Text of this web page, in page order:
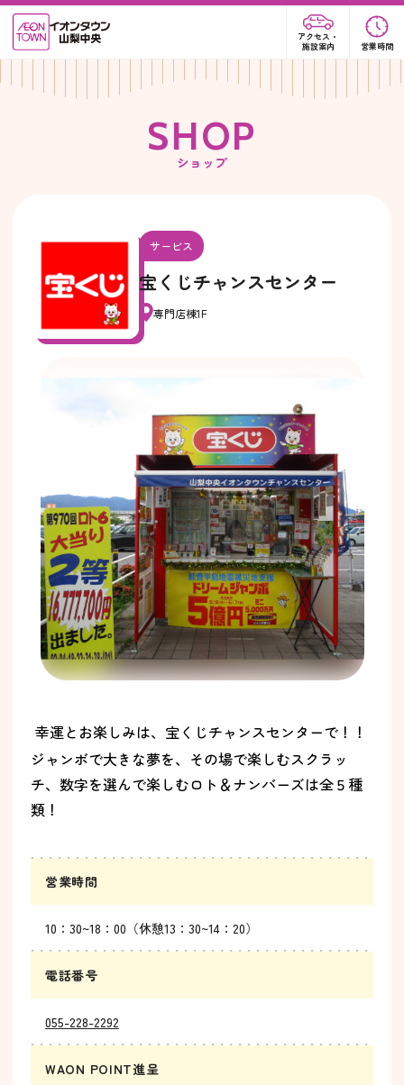
アクセス・
施設案内
営業時間
SHOP
ショップ
サービス
宝くじチャンスセンター
専門店棟1F
幸運とお楽しみは、宝くじチャンスセンターで！！
ジャンボで大きな夢を、その場で楽しむスクラッ
チ、数字を選んで楽しむロト＆ナンバーズは全５種
類！
営業時間
10：30~18：00（休憩13：30~14：20）
電話番号
055-228-2292
WAON POINT進呈